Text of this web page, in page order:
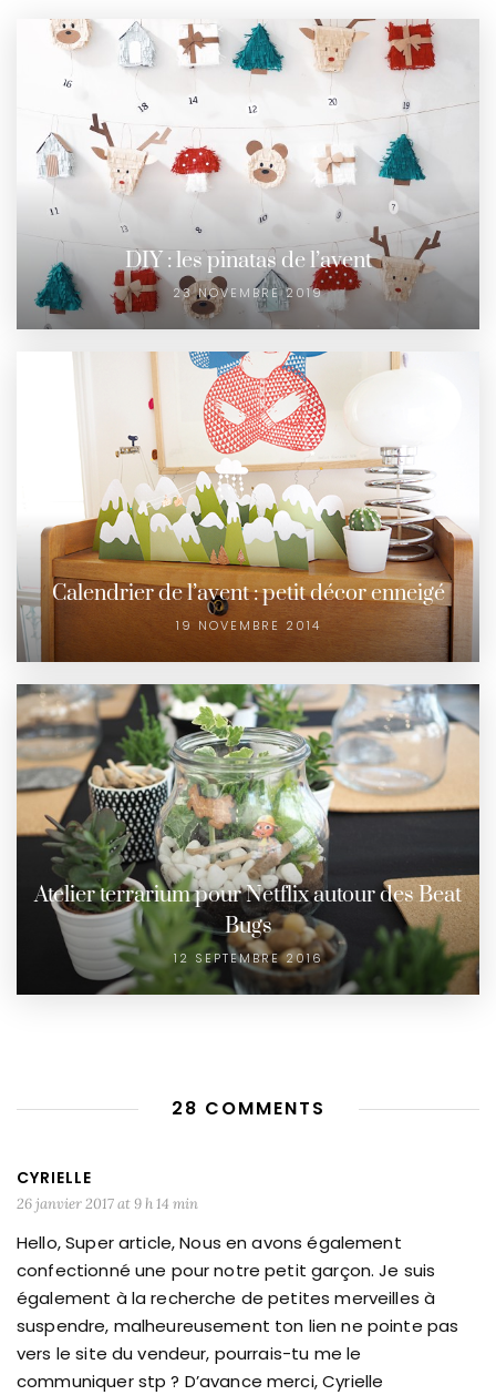
DIY : les pinatas de l’avent
23 NOVEMBRE 2019
Calendrier de l’avent : petit décor enneigé
19 NOVEMBRE 2014
Atelier terrarium pour Netflix autour des Beat
Bugs
12 SEPTEMBRE 2016
28 COMMENTS
CYRIELLE
26 janvier 2017 at 9 h 14 min
Hello, Super article, Nous en avons également
confectionné une pour notre petit garçon. Je suis
également à la recherche de petites merveilles à
suspendre, malheureusement ton lien ne pointe pas
vers le site du vendeur, pourrais-tu me le
communiquer stp ? D’avance merci, Cyrielle